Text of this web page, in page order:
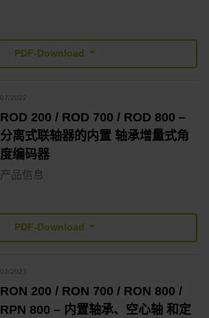
PDF-Download
07/2022
ROD 200 / ROD 700 / ROD 800 –
分离式联轴器的内置 轴承增量式角
度编码器
产品信息
PDF-Download
02/2023
RON 200 / RON 700 / RON 800 /
RPN 800 – 内置轴承、空心轴 和定